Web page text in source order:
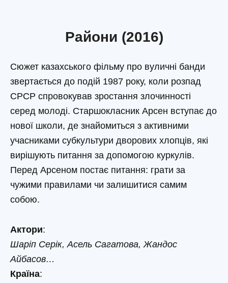
Райони (2016)
Сюжет казахського фільму про вуличні банди
звертається до подій 1987 року, коли розпад
СРСР спровокував зростання злочинності
серед молоді. Старшокласник Арсен вступає до
нової школи, де знайомиться з активними
учасниками субкультури дворових хлопців, які
вирішують питання за допомогою куркулів.
Перед Арсеном постає питання: грати за
чужими правилами чи залишитися самим
собою.
Актори:
Шаріп Серік, Асель Сагатова, Жандос
Айбасов…
Країна: